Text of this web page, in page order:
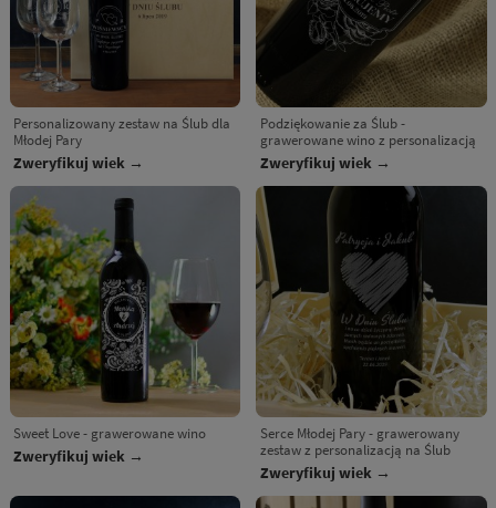
Personalizowany zestaw na Ślub dla
Młodej Pary
Zweryfikuj wiek →
Podziękowanie za Ślub -
grawerowane wino z personalizacją
Zweryfikuj wiek →
Sweet Love - grawerowane wino
Zweryfikuj wiek →
Serce Młodej Pary - grawerowany
zestaw z personalizacją na Ślub
Zweryfikuj wiek →